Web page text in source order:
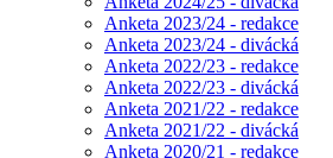
Anketa 2023/24 - redakce
Anketa 2023/24 - divácká
Anketa 2022/23 - redakce
Anketa 2022/23 - divácká
Anketa 2021/22 - redakce
Anketa 2021/22 - divácká
Anketa 2020/21 - redakce